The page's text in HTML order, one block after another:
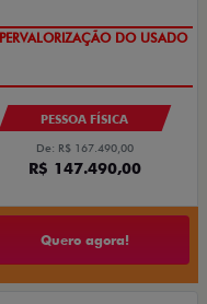
COM USADO NA TROCA
PESSOA FÍSICA
De: R$ 167.490,00
R$ 147.490,00
Quero agora!